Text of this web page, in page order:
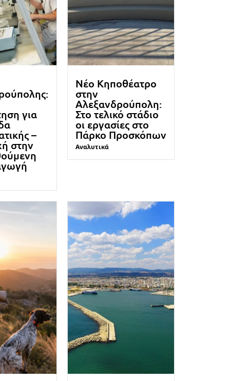
για
–
στην
Νέο Κηποθέατρο
στην
Αλεξανδρούπολη:
Στο τελικό στάδιο
οι εργασίες στο
Πάρκο Προσκόπων
Αναλυτικά